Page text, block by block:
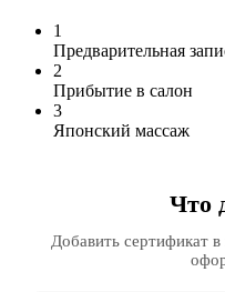
1
Предварительная
2
Прибытие в салон
3
Японский массаж
Что
Добавить сертификат